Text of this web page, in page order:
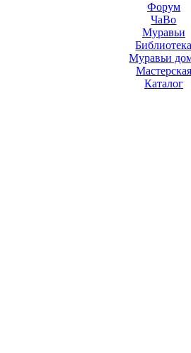
Форум
ЧаВо
Муравьи
Муравьи
Мастерская
Каталог